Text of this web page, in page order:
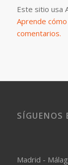
Este sitio usa
Aprende
comentarios.
SÍGUENOS
Madrid -